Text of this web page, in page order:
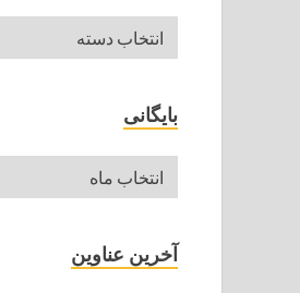
بایگانی
آخرین عناوین